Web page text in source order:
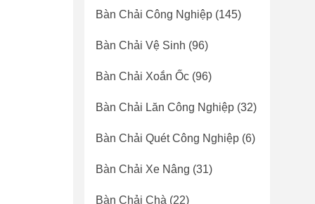
Bàn Chải Công Nghiệp (145)
Bàn Chải Vệ Sinh (96)
Bàn Chải Xoắn Ốc (96)
Bàn Chải Lăn Công Nghiệp (32)
Bàn Chải Quét Công Nghiệp (6)
Bàn Chải Xe Nâng (31)
Bàn Chải Chà (22)